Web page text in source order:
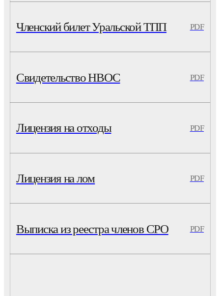
Членский билет Уральской ТПП PDF
Свидетельство НВОС PDF
Лицензия на отходы PDF
Лицензия на лом PDF
Выписка из реестра членов СРО PDF